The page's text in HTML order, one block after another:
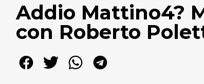
Addio Mattino4?
con Roberto